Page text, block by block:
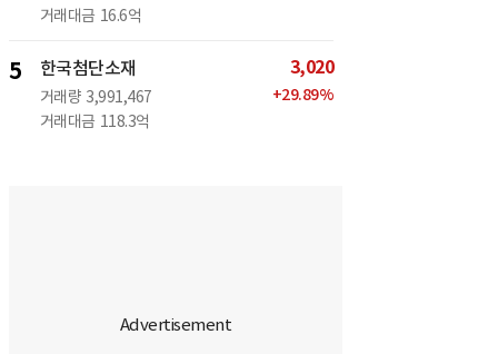
거래대금 16.6억
5 한국첨단소재
거래량 3,991,467
거래대금 118.3억
3,020
+29.89%